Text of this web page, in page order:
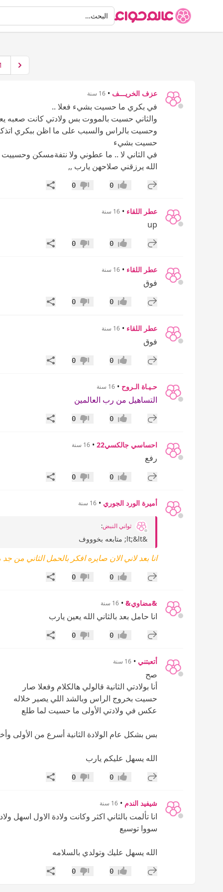
البحثالبحث…
عزف الخريـــف • 16 سنة
في بكري ما حسيت بشيء فعلا ..
والثاني حسيت بالمووت بس ولادتي كانت صعبه
وحسيت بالراس والسبب على ما اظن ببكري
حسيت بشيء
في الثاني لا .. ما عطوني ولا نتفةمسكن
الله يرزقني صلاحهن يارب ,,
إضافة رد جديد
إعجاب0 عدم إعجاب
0 مشاركة
عطر اللقاء • 16 سنة
up
إضافة رد جديد
إعجاب0 عدم إعجاب
0 مشاركة
عطر اللقاء • 16 سنة
فوق
إضافة رد جديد
إعجاب0 عدم إعجاب
0 مشاركة
عطر اللقاء • 16 سنة
فوق
إضافة رد جديد
إعجاب0 عدم إعجاب
0 مشاركة
حـيـاة الـروح • 16 سنة
التساهيل من رب العالمين
إضافة رد جديد
إعجاب0 عدم إعجاب
0 مشاركة
احساسي جالكسي22 • 16 سنة
رفع
إضافة رد جديد
إعجاب0 عدم إعجاب
0 مشاركة
أميرة الورد الجوري • 16 سنة
ثواني النبض:
&lt;&lt; متابعه بخوووف
انا بعد لاني الان صايره افكر بالحمل الثاني من جد
إضافة رد جديد
إعجاب0 عدم إعجاب
0 مشاركة
&مضاوي& • 16 سنة
انا حامل بعد بالثاني الله يعين يارب
إضافة رد جديد
إعجاب0 عدم إعجاب
0 مشاركة
أتعبتني • 16 سنة
صح
أنا بولادتي الثانية قالولي هالكلام وفعلا صار
حسيت بخروج الراس وبالشد اللي يصير خلاله
عكس في ولادتي الأولى ما حسيت لما طلع
بس بشكل عام الولادة الثانية أسرع من الأولى
الله يسهل عليكم يارب
إضافة رد جديد
إعجاب0 عدم إعجاب
0 مشاركة
شيفيد الندم • 16 سنة
انا تألمت بالثاني اكثر وكانت ولادة الاول اسهل
سووا توسيع
الله يسهل عليك وتولدي بالسلامه
إضافة رد جديد
إعجاب0 عدم إعجاب
0 مشاركة